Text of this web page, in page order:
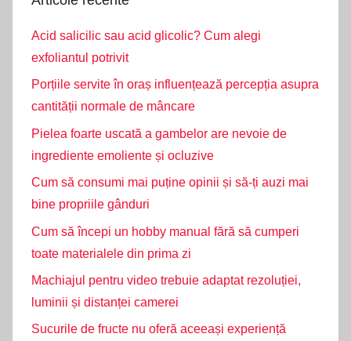
Acid salicilic sau acid glicolic? Cum alegi
exfoliantul potrivit
Porțiile servite în oraș influențează percepția asupra
cantității normale de mâncare
Pielea foarte uscată a gambelor are nevoie de
ingrediente emoliente și ocluzive
Cum să consumi mai puține opinii și să-ți auzi mai
bine propriile gânduri
Cum să începi un hobby manual fără să cumperi
toate materialele din prima zi
Machiajul pentru video trebuie adaptat rezoluției,
luminii și distanței camerei
Sucurile de fructe nu oferă aceeași experiență